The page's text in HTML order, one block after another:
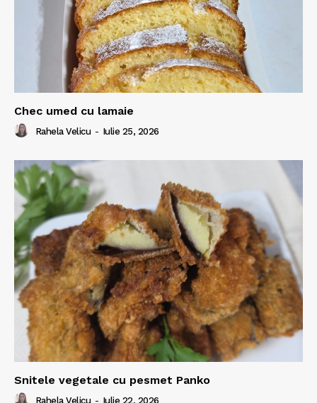
Chec umed cu lamaie
Rahela Velicu - Iulie 25, 2026
Snitele vegetale cu pesmet Panko
Rahela Velicu - Iulie 22, 2026